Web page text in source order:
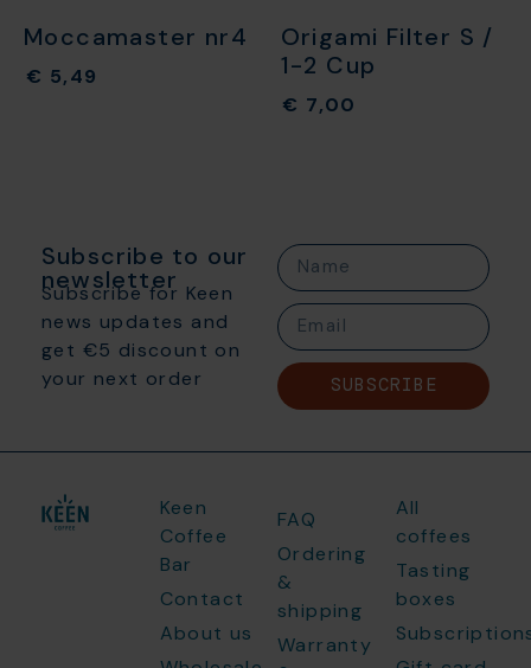
Moccamaster nr4
€ 5,49
Origami Filter S /
1-2 Cup
€ 7,00
Subscribe to our
newsletter
Subscribe for Keen
news updates and
get €5 discount on
your next order
SUBSCRIBE
Keen
Coffee
Bar
Contact
About us
FAQ
Ordering
&
shipping
Warranty
All
coffees
Tasting
boxes